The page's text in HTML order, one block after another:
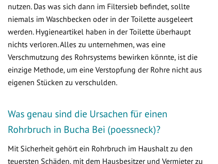
nutzen. Das was sich dann im Filtersieb befindet, sollte
niemals im Waschbecken oder in der Toilette ausgeleert
werden. Hygieneartikel haben in der Toilette überhaupt
nichts verloren. Alles zu unternehmen, was eine
Verschmutzung des Rohrsystems bewirken könnte, ist die
einzige Methode, um eine Verstopfung der Rohre nicht aus
eigenen Stücken zu verschulden.
Was genau sind die Ursachen für einen
Rohrbruch in Bucha Bei (poessneck)?
Mit Sicherheit gehört ein Rohrbruch im Haushalt zu den
teuersten Schäden, mit dem Hausbesitzer und Vermieter zu